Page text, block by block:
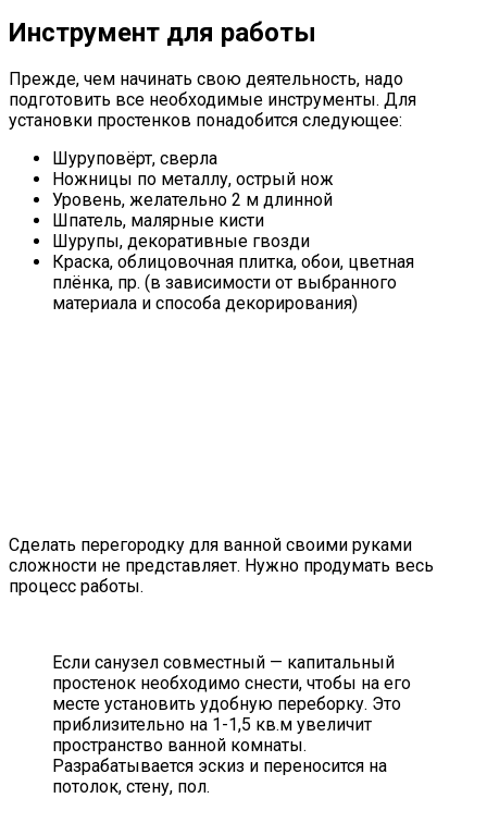
Инструмент для работы
Прежде, чем начинать свою деятельность, надо
подготовить все необходимые инструменты. Для
установки простенков понадобится следующее:
Шуруповёрт, сверла
Ножницы по металлу, острый нож
Уровень, желательно 2 м длинной
Шпатель, малярные кисти
Шурупы, декоративные гвозди
Краска, облицовочная плитка, обои, цветная
плёнка, пр. (в зависимости от выбранного
материала и способа декорирования)
Сделать перегородку для ванной своими руками
сложности не представляет. Нужно продумать весь
процесс работы.
Если санузел совместный — капитальный
простенок необходимо снести, чтобы на его
месте установить удобную переборку. Это
приблизительно на 1-1,5 кв.м увеличит
пространство ванной комнаты.
Разрабатывается эскиз и переносится на
потолок, стену, пол.